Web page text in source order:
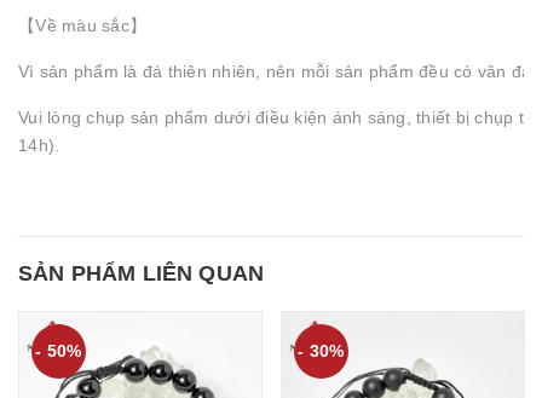
【Về màu sắc】
Vì sản phẩm là đá thiên nhiên, nên mỗi sản phẩm đều có vân
Vui lòng chụp sản phẩm dưới điều kiện ánh sáng, thiết bị chụp
14h).
SẢN PHẨM LIÊN QUAN
- 50% - 30%